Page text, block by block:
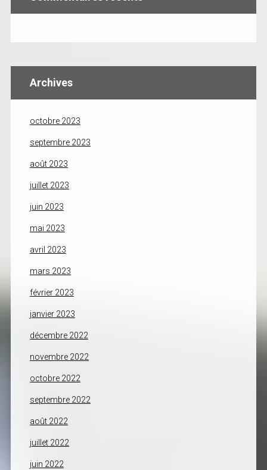
Archives
octobre 2023
septembre 2023
août 2023
juillet 2023
juin 2023
mai 2023
avril 2023
mars 2023
février 2023
janvier 2023
décembre 2022
novembre 2022
octobre 2022
septembre 2022
août 2022
juillet 2022
juin 2022